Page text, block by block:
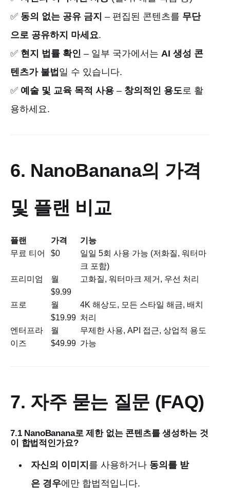
✅ 동의 없는 공유 금지 – 편집된 콘텐츠를 무단
으로 공유하지 마세요.
✅ 현지 법률 확인 – 일부 국가에서는 AI 생성 콘
텐츠가 불법 일 수 있습니다.
✅ 예술 및 교육 목적 사용 – 창의적인 용도로 활
용하세요.
6. NanoBanana의 가격
및 플랜 비교
플랜 가격
기능
무료 티어
$0
일일 5회 사용 가능 (저화질, 워터마
크 포함)
프리미엄
월
$9.99
고화질, 워터마크 제거, 우선 처리
프로
월
$19.99
4K 해상도, 모든 스타일 해금, 배치
처리
엔터프라
이즈
월
$49.99
무제한 사용, API 접근, 상업적 용도
가능
7. 자주 묻는 질문 (FAQ)
7.1 NanoBanana로 제한 없는 콘텐츠를 생성하는 것
이 합법적인가요?
자신의 이미지 를 사용하거나 동의를 받
은 경우에만 합법적입니다.